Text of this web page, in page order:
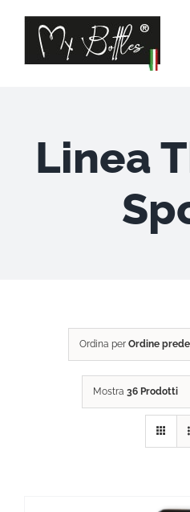
contenuto
Linea
Ordina per Ordine
Mostra 36 Prodotti